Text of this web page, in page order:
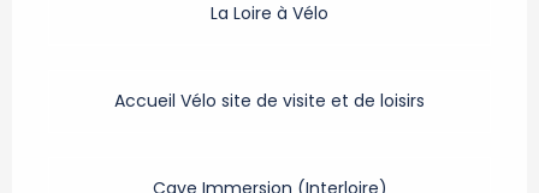
La Loire à Vélo
Accueil Vélo site de visite et de loisirs